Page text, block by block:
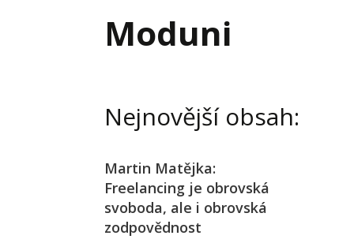
Interim management
Krizové řízení firmy
Moduni
Nejnovější obsah:
Martin Matějka:
Freelancing je obrovská
svoboda, ale i obrovská
zodpovědnost